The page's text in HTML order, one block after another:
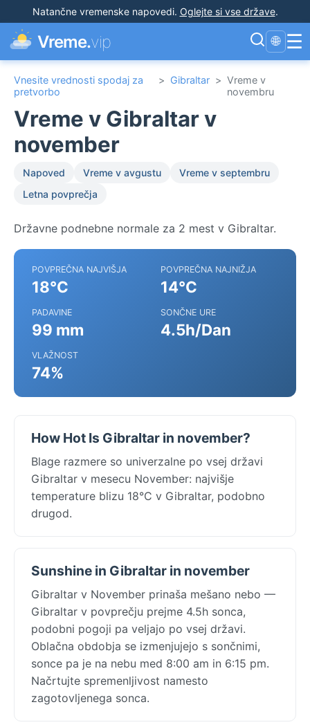
Natančne vremenske napovedi. Oglejte si vse države.
Vreme.vip 🌐 ☰
Vnesite vrednosti spodaj za
pretvorbo
> Gibraltar > Vreme v
novembru
Vreme v Gibraltar v
november
Napoved Vreme v avgustu
Vreme v septembru
Letna povprečja
Državne podnebne normale za 2 mest v Gibraltar.
POVPREČNA NAJVIŠJA
18°C
POVPREČNA NAJNIŽJA
14°C
PADAVINE
99 mm
SONČNE URE
4.5h/Dan
VLAŽNOST
74%
How Hot Is Gibraltar in november?
Blage razmere so univerzalne po vsej državi
Gibraltar v mesecu November: najvišje
temperature blizu 18°C v Gibraltar, podobno
drugod.
Sunshine in Gibraltar in november
Gibraltar v November prinaša mešano nebo —
Gibraltar v povprečju prejme 4.5h sonca,
podobni pogoji pa veljajo po vsej državi.
Oblačna obdobja se izmenjujejo s sončnimi,
sonce pa je na nebu med 8:00 am in 6:15 pm.
Načrtujte spremenljivost namesto
zagotovljenega sonca.